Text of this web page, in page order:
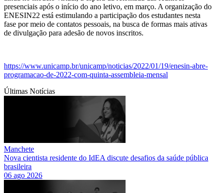
presenciais após o início do ano letivo, em março. A organização do
ENESIN22 está estimulando a participação dos estudantes nesta
fase por meio de contatos pessoais, na busca de formas mais ativas
de divulgação para adesão de novos inscritos.
https://www.unicamp.br/unicamp/noticias/2022/01/19/enesin-abre-
programacao-de-2022-com-quinta-assembleia-mensal
Últimas Notícias
Manchete
Nova cientista residente do IdEA discute desafios da saúde pública
brasileira
06 ago 2026